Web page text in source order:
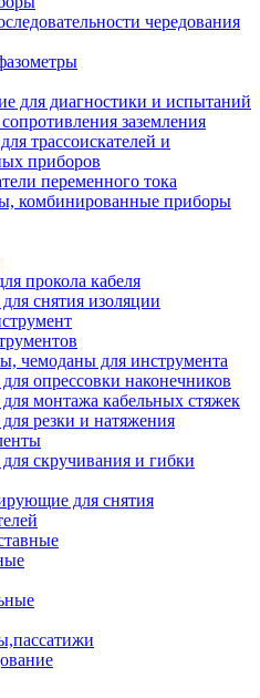
чередования
для диагностики и испытаний
заземления
трассоискателей и
приборов
переменного тока
комбинированные приборы
прокола кабеля
снятия изоляции
чемоданы для инструмента
опрессовки наконечников
монтажа кабельных стяжек
резки и натяжения
скручивания и гибки
для снятия